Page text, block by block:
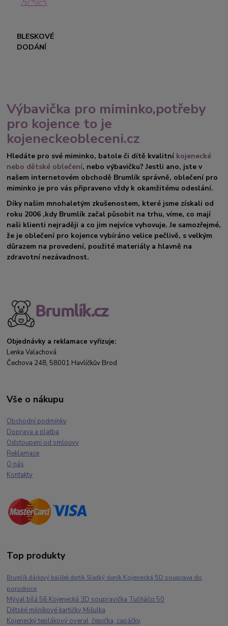
BLESKOVÉ
DODÁNÍ
Výbavička pro miminko,potřeby
pro kojence to je
kojeneckeobleceni.cz
Hledáte pro své miminko, batole či dítě kvalitní kojenecké
nebo dětské oblečení, nebo výbavičku? Jestli ano, jste v
našem internetovém obchodě Brumlík správně, oblečení pro
miminko je pro vás připraveno vždy k okamžitému odeslání.
Díky našim mnohaletým zkušenostem, které jsme získali od
roku 2006 ,kdy Brumlík začal působit na trhu, víme, co mají
naši klienti nejraději a co jim nejvíce vyhovuje. Je samozřejmé,
že je oblečení pro kojence vybíráno velice pečlivě, s velkým
důrazem na provedení, použité materiály a hlavně na
zdravotní nezávadnost.
Objednávky a reklamace vyřizuje:
Lenka Valachová
Čechova 248, 58001 Havlíčkův Brod
Vše o nákupu
Obchodní podmínky
Doprava a platba
Odstoupení od smlouvy
Reklamace
O nás
Kontakty
Top produkty
Brumlík dárkový balíček dortík Sladký sloník Kojenecká 5D souprava do
porodnice
Mýval bílá 56 Kojenecká 3D soupravička Tučňáčci 50
Dětské milníkové kartičky Mišulka
Kojenecký teplákový overal, čepička, capáčky